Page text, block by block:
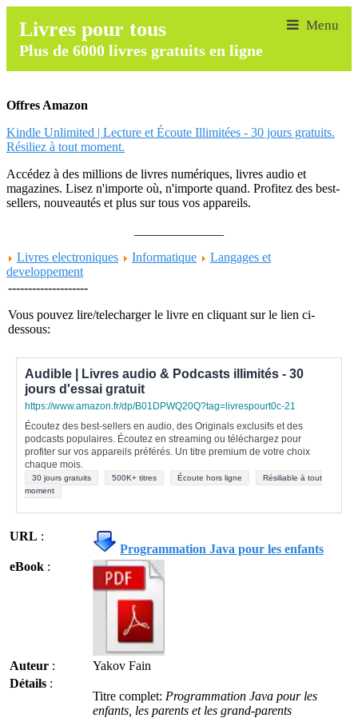
Livres pour tous
Plus de 6000 livres gratuits en ligne
Offres Amazon
Kindle Unlimited | Lecture et Écoute Illimitées - 30 jours gratuits.
Résiliez à tout moment.
Accédez à des millions de livres numériques, livres audio et
magazines. Lisez n'importe où, n'importe quand. Profitez des best-
sellers, nouveautés et plus sur tous vos appareils.
Livres electroniques
Informatique
Langages et
developpement
--------------------
Vous pouvez lire/telecharger le livre en cliquant sur le lien ci-
dessous:
Audible | Livres audio & Podcasts illimités - 30
jours d'essai gratuit
https://www.amazon.fr/dp/B01DPWQ20Q?tag=livrespourt0c-21
Écoutez des best-sellers en audio, des Originals exclusifs et des
podcasts populaires. Écoutez en streaming ou téléchargez pour
profiter sur vos appareils préférés. Un titre premium de votre choix
chaque mois.
30 jours gratuits 500K+ titres Écoute hors ligne
Résiliable à tout
moment
URL :
Programmation Java pour les enfants
eBook :
Auteur :
Yakov Fain
Détails :
Titre complet: Programmation Java pour les
enfants, les parents et les grand-parents